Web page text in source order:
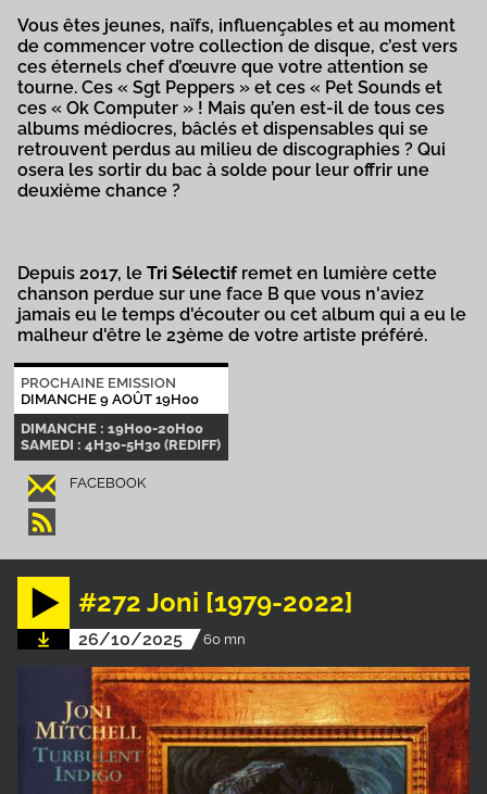
Vous êtes jeunes, naïfs, influençables et au moment
de commencer votre collection de disque, c’est vers
ces éternels chef d’œuvre que votre attention se
tourne. Ces « Sgt Peppers » et ces « Pet Sounds et
ces « Ok Computer » ! Mais qu’en est-il de tous ces
albums médiocres, bâclés et dispensables qui se
retrouvent perdus au milieu de discographies ? Qui
osera les sortir du bac à solde pour leur offrir une
deuxième chance ?
Depuis 2017, le Tri Sélectifremet en lumière cette
chanson perdue sur une face B que vous n'aviez
jamais eu le temps d'écouter ou cet album qui a eu le
malheur d'être le 23ème de votre artiste préféré.
PROCHAINE EMISSION
DIMANCHE 9 AOÛT 19H00
DIMANCHE : 19H00-20H00
SAMEDI : 4H30-5H30 (REDIFF)
FACEBOOK
#272 Joni [1979-2022]
26/10/2025 60 mn